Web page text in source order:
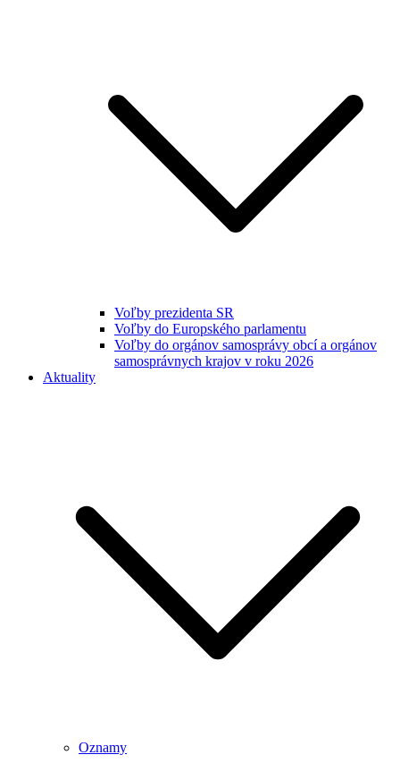
Voľby prezidenta SR
Voľby do Europského parlamentu
Voľby do orgánov samosprávy obcí a orgánov
samosprávnych krajov v roku 2026
Aktuality
Oznamy